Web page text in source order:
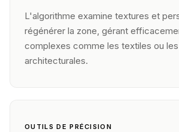
L'algorithme examine textures et
régénérer la zone, gérant
complexes comme les textiles ou
architecturales.
OUTILS DE PRÉCISION